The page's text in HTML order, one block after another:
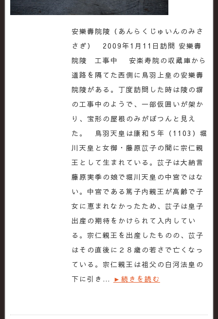
安樂壽院陵（あんらくじゅいんのみさ
さぎ） 2009年1月11日訪問 安樂壽
院陵 工事中 安楽寿院の収蔵庫から
道路を隔てた西側に鳥羽上皇の安樂壽
院陵がある。丁度訪問した時は陵の塀
の工事中のようで、一部仮囲いが架か
り、宝形の屋根のみがぽつんと見え
た。 鳥羽天皇は康和５年（1103）堀
川天皇と女御・藤原苡子の間に宗仁親
王として生まれている。苡子は大納言
藤原実季の娘で堀川天皇の中宮ではな
い。中宮である篤子内親王が高齢で子
女に恵まれなかったため、苡子は皇子
出産の期待をかけられて入内してい
る。宗仁親王を出産したものの、苡子
はその直後に２８歳の若さで亡くなっ
ている。宗仁親王は祖父の白河法皇の
下に引き… ►続きを読む